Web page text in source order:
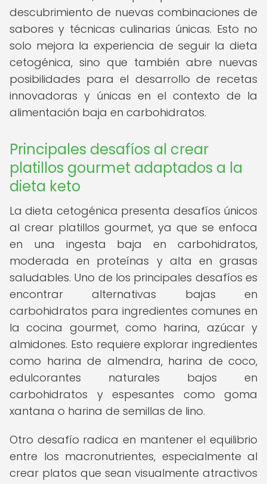
descubrimiento de nuevas combinaciones de
sabores y técnicas culinarias únicas. Esto no
solo mejora la experiencia de seguir la dieta
cetogénica, sino que también abre nuevas
posibilidades para el desarrollo de recetas
innovadoras y únicas en el contexto de la
alimentación baja en carbohidratos.
Principales desafíos al crear
platillos gourmet adaptados a la
dieta keto
La dieta cetogénica presenta desafíos únicos
al crear platillos gourmet, ya que se enfoca
en una ingesta baja en carbohidratos,
moderada en proteínas y alta en grasas
saludables. Uno de los principales desafíos es
encontrar alternativas bajas en
carbohidratos para ingredientes comunes en
la cocina gourmet, como harina, azúcar y
almidones. Esto requiere explorar ingredientes
como harina de almendra, harina de coco,
edulcorantes naturales bajos en
carbohidratos y espesantes como goma
xantana o harina de semillas de lino.
Otro desafío radica en mantener el equilibrio
entre los macronutrientes, especialmente al
crear platos que sean visualmente atractivos